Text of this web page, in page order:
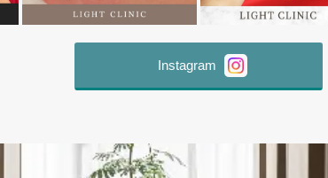
Instagram